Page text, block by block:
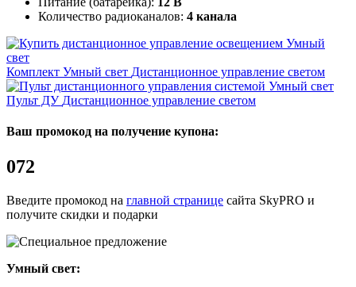
Количество радиоканалов: 4 канала
Комплект Умный свет Дистанционное управление светом
Пульт ДУ Дистанционное управление светом
Ваш промокод на получение купона:
072
Введите промокод на главной странице сайта SkyPRO и
получите скидки и подарки
Умный свет: